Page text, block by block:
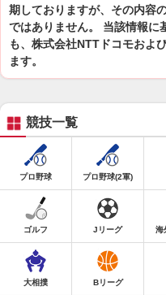
期しておりますが、その内容
ではありません。 当該情報に
も、株式会社NTTドコモおよ
ます。
競技一覧
プロ野球 プロ野球(2軍)
ゴルフ Jリーグ 海
大相撲 Bリーグ